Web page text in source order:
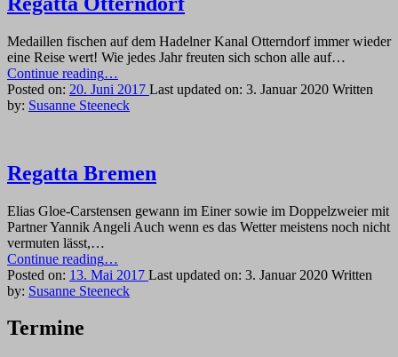
Medaillen fischen auf dem Hadelner Kanal Otterndorf immer wieder
eine Reise wert! Wie jedes Jahr freuten sich schon alle auf…
Continue reading“Regatta
Otterndorf”
…
Posted on: 20. Juni 2017 Last updated on: 3. Januar 2020 Written
by: Susanne Steeneck
Regatta Bremen
Elias Gloe-Carstensen gewann im Einer sowie im Doppelzweier mit
Partner Yannik Angeli Auch wenn es das Wetter meistens noch nicht
vermuten lässt,…
Continue reading“Regatta
Bremen”
…
Posted on: 13. Mai 2017 Last updated on: 3. Januar 2020 Written
by: Susanne Steeneck
Termine